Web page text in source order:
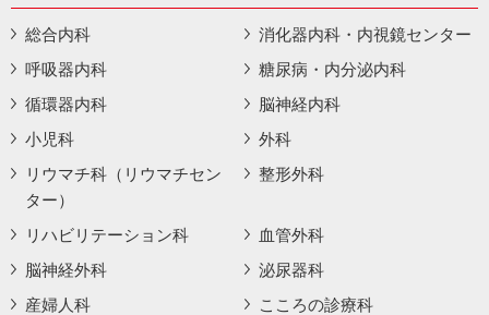
総合内科
消化器内科・内視鏡センター
呼吸器内科
糖尿病・内分泌内科
循環器内科
脳神経内科
小児科
外科
リウマチ科（リウマチセン
ター）
整形外科
リハビリテーション科
血管外科
脳神経外科
泌尿器科
産婦人科
こころの診療科